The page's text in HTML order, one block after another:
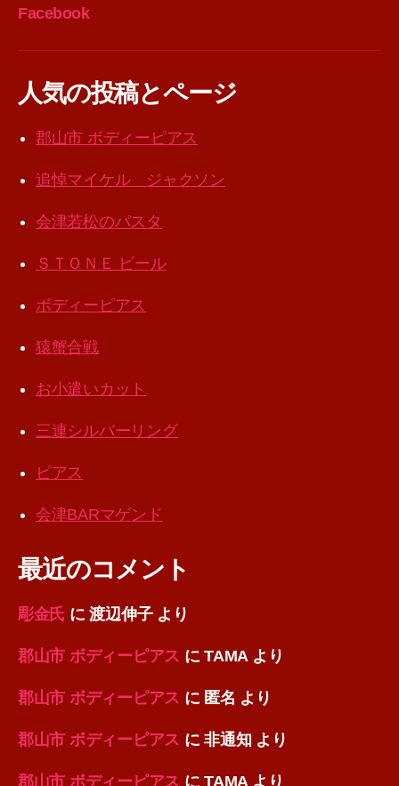
Facebook
人気の投稿とページ
郡山市 ボディーピアス
追悼マイケル ジャクソン
会津若松のパスタ
ＳＴＯＮＥ ビール
ボディーピアス
猿蟹合戦
お小遣いカット
三連シルバーリング
ピアス
会津BARマゲンド
最近のコメント
彫金氏 に渡辺伸子より
郡山市 ボディーピアス にTAMAより
郡山市 ボディーピアス に 匿名 より
郡山市 ボディーピアス に非通知 より
郡山市 ボディーピアス にTAMAより